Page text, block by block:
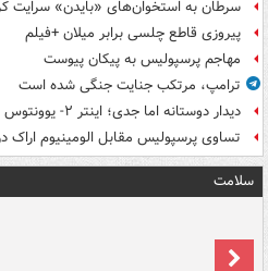
سرطان به استخوان‌های «بایدن» سرایت
پیروزی قاطع چلسی برابر میلان +فیلم
مهاجم پرسپولیس به پیکان پیوست
ترامپ، مرتکب جنایت جنگی شده است
دیدار دوستانه اما جدی؛ اینتر ۲- یوونتوس ۱ +فیلم
تساوی پرسپولیس مقابل الومینیوم اراک
سلامت